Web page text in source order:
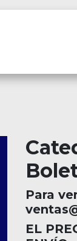
Para
EL